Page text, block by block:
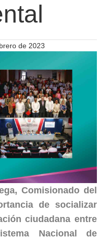
de 2023
Comisionado del
de socializar
ciudadana entre
Nacional de